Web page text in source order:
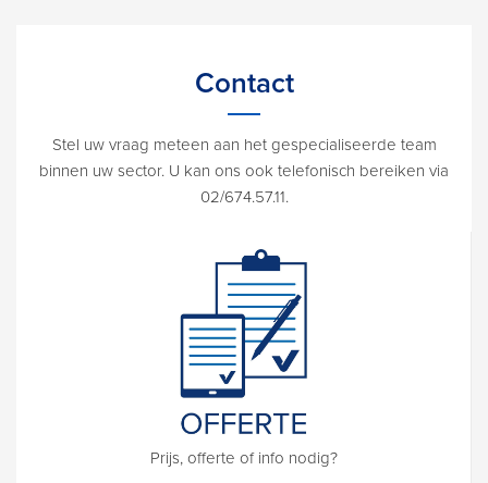
Contact
Stel uw vraag meteen aan het gespecialiseerde team
binnen uw sector. U kan ons ook telefonisch bereiken via
02/674.57.11.
Prijs, offerte of info nodig?